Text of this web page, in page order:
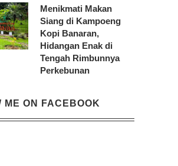
Menikmati Makan
Siang di Kampoeng
Kopi Banaran,
Hidangan Enak di
Tengah Rimbunnya
Perkebunan
ME ON FACEBOOK